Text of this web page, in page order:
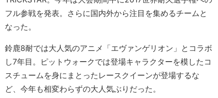
フル参戦を発表。さらに国内外から注目を集めるチームと
なった。
鈴鹿8耐では大人気のアニメ「エヴァンゲリオン」とコラボ
し7年目。ピットウォークでは登場キャラクターを模したコ
スチュームを身にまとったレースクイーンが登場するな
ど、今年も相変わらずの大人気ぶりだった。